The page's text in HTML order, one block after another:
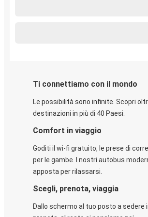
Ti connettiamo con il mondo
Le possibilità sono infinite. Scopri
destinazioni in più di 40 Paesi.
Comfort in viaggio
Goditi il wi-fi gratuito, le prese di
per le gambe. I nostri autobus
apposta per rilassarsi.
Scegli, prenota, viaggia
Dallo schermo al tuo posto a sedere